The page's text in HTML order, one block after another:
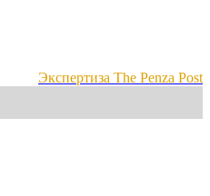
Экспертиза The Penza Post